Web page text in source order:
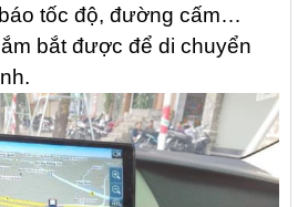
tốc độ, đường cấm…
bắt được để di chuyển